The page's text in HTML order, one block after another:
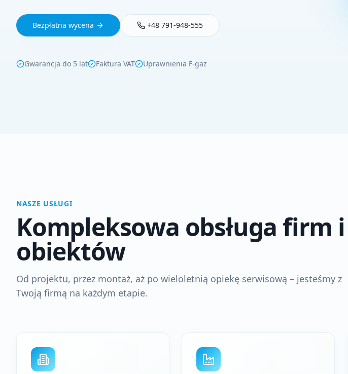
Bezpłatna wycena +48 791-948-555
Gwarancja do 5 lat Faktura VAT Uprawnienia F-gaz
NASZE USŁUGI
Kompleksowa obsługa firm i
obiektów
Od projektu, przez montaż, aż po wieloletnią opiekę serwisową – jesteśmy z
Twoją firmą na każdym etapie.